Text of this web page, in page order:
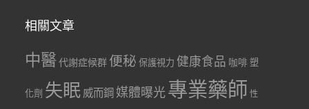
相關文章
中醫代謝症候群 便秘 保護視力 健康食品 咖啡 塑
化劑 失眠 威而鋼 媒體曝光專業藥師 性